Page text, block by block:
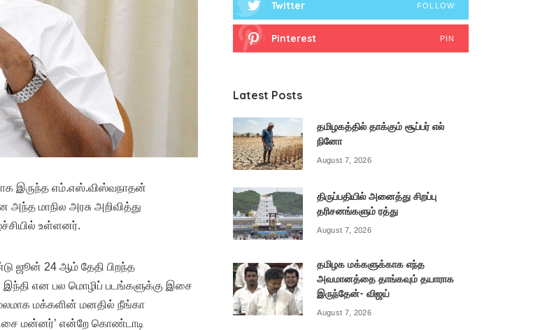
இருந்த எம்.எஸ்.விஸ்வநாதன்
மாநில அரசு அறிவித்து
உள்ளனர்.
ஜூன் 24 ஆம் தேதி பிறந்த
என பல மொழிப் படங்களுக்கு இசை
மக்களின் மனதில் நீங்கா
மன்னர்’ என்றே கொண்டாடி
Twitter FOLLOW
Pinterest PIN
Latest Posts
தமிழகத்தில் தாக்கும் சூப்பர் எல்
நினோ
August 7, 2026
திருப்பதியில் அனைத்து சிறப்பு
தரிசனங்களும் ரத்து
August 7, 2026
தமிழக மக்களுக்காக எந்த
அவமானத்தை தாங்கவும் தயாராக
இருந்தேன்- விஜய்
August 7, 2026